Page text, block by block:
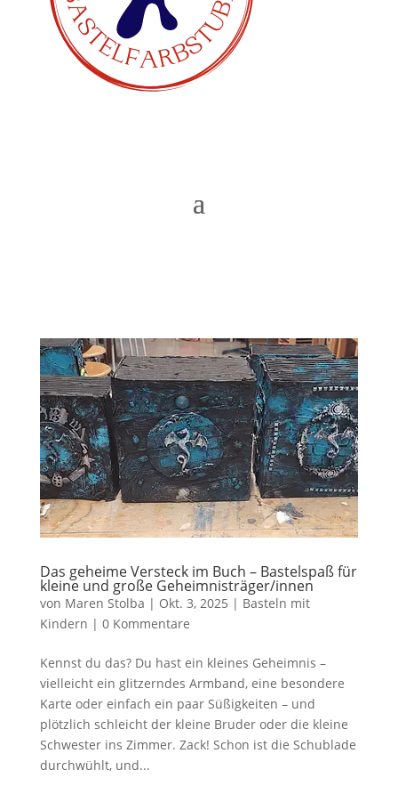
Das geheime Versteck im Buch – Bastelspaß für
kleine und große Geheimnisträger/innen
von Maren Stolba | Okt. 3, 2025 | Basteln mit
Kindern | 0 Kommentare
Kennst du das? Du hast ein kleines Geheimnis –
vielleicht ein glitzerndes Armband, eine besondere
Karte oder einfach ein paar Süßigkeiten – und
plötzlich schleicht der kleine Bruder oder die kleine
Schwester ins Zimmer. Zack! Schon ist die Schublade
durchwühlt, und...